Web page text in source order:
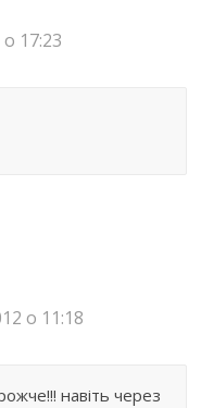
17:23
о 11:18
навіть через